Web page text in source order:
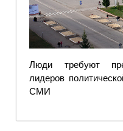
Люди требуют
лидеров
СМИ